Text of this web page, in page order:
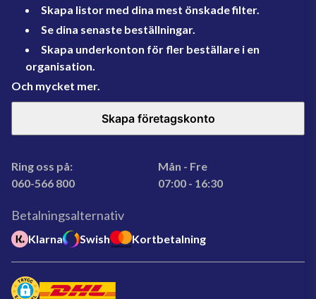
Skapa listor med dina mest önskade filter.
Se dina senaste beställningar.
Skapa underkonton för fler beställare i en
organisation.
Och mycket mer.
Skapa företagskonto
Ring oss på:
060-566 800
Mån - Fre
07:00 - 16:30
Betalningsalternativ
Klarna Swish Kortbetalning